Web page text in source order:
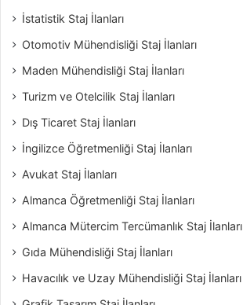
İstatistik Staj İlanları
Otomotiv Mühendisliği Staj İlanları
Maden Mühendisliği Staj İlanları
Turizm ve Otelcilik Staj İlanları
Dış Ticaret Staj İlanları
İngilizce Öğretmenliği Staj İlanları
Avukat Staj İlanları
Almanca Öğretmenliği Staj İlanları
Almanca Mütercim Tercümanlık Staj İlanları
Gıda Mühendisliği Staj İlanları
Havacılık ve Uzay Mühendisliği Staj İlanları